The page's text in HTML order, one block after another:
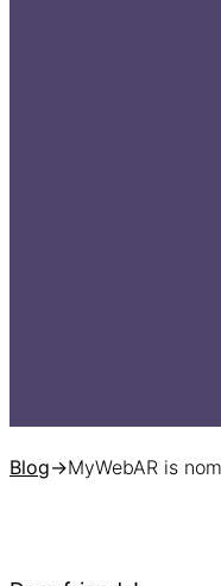
Blog→MyWebAR is